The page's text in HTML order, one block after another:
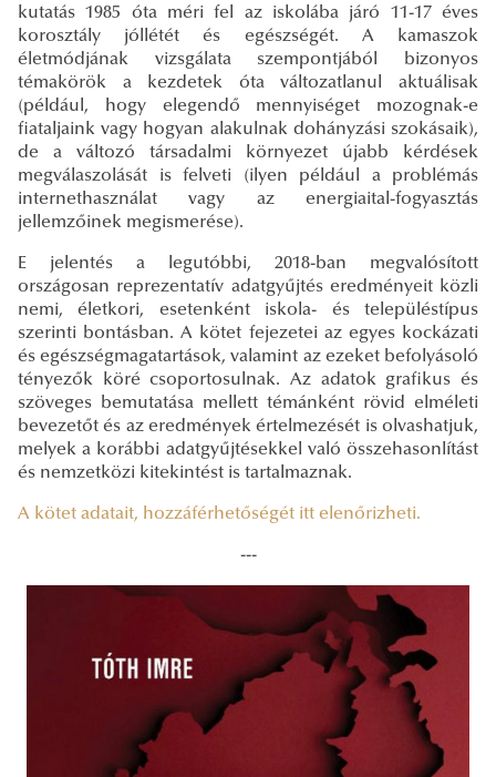
kutatás 1985 óta méri fel az iskolába járó 11-17 éves
korosztály jóllétét és egészségét. A kamaszok
életmódjának vizsgálata szempontjából bizonyos
témakörök a kezdetek óta változatlanul aktuálisak
(például, hogy elegendő mennyiséget mozognak-e
fiataljaink vagy hogyan alakulnak dohányzási szokásaik),
de a változó társadalmi környezet újabb kérdések
megválaszolását is felveti (ilyen például a problémás
internethasználat vagy az energiaital-fogyasztás
jellemzőinek megismerése).
E jelentés a legutóbbi, 2018-ban megvalósított
országosan reprezentatív adatgyűjtés eredményeit közli
nemi, életkori, esetenként iskola- és településtípus
szerinti bontásban. A kötet fejezetei az egyes kockázati
és egészségmagatartások, valamint az ezeket befolyásoló
tényezők köré csoportosulnak. Az adatok grafikus és
szöveges bemutatása mellett témánként rövid elméleti
bevezetőt és az eredmények értelmezését is olvashatjuk,
melyek a korábbi adatgyűjtésekkel való összehasonlítást
és nemzetközi kitekintést is tartalmaznak.
A kötet adatait, hozzáférhetőségét itt elenőrizheti.
---